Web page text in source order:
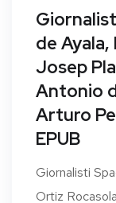
de
Josep
Antonio
Arturo
EPUB
Giornalisti
Ortiz